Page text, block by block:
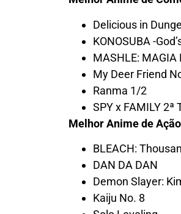
Delicious in
KONOSUBA -
MASHLE: MAGIA
My Deer Friend
Ranma 1/2
SPY x FAMILY 2ª
Melhor Anime de Ação
BLEACH:
DAN DA DAN
Demon Slayer:
Kaiju No. 8